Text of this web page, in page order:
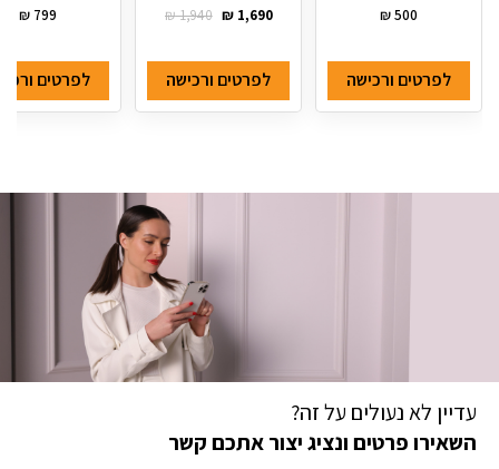
₪500
לפרטים ורכישה
₪1,940 ₪1,690
לפרטים ורכישה
₪ 799
לפרטים
עדיין לא נעולים על זה?
השאירו פרטים ונציג יצור אתכם קשר